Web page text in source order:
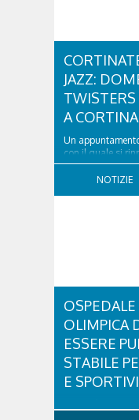
JAZZ:
A
Un
con il quale si
collaudata,
Festival.NOTIZIE
OLIMPICA
ESSERE
STABILE
E SPORTIVI